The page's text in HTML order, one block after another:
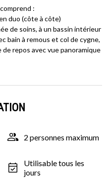
:
duo (côte à côte)
de soins, à un bassin intérieur
bain à remous et col de cygne,
de repos avec vue panoramique
2 personnes maximum
Utilisable tous les
jours